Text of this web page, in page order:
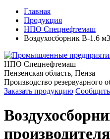
Главная
Продукция
НПО Спецнефтемаш
Воздухосборник В-1.6
НПО Спецнефтемаш
Пензенская область, Пенза
Производство резервуарного
Заказать продукцию
производителя